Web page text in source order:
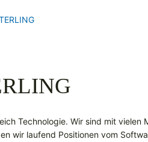
Technologie. Wir sind mit vielen
wir laufend Positionen vom